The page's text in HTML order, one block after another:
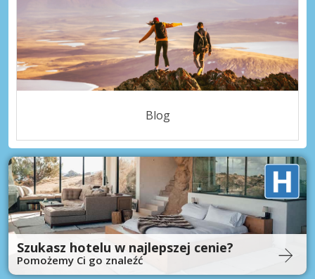
Blog
Szukasz hotelu w najlepszej cenie?
Pomożemy Ci go znaleźć